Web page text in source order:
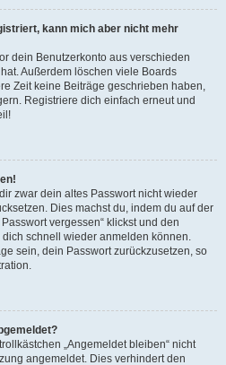
kann mich aber nicht mehr
dein Benutzerkonto aus verschieden
Außerdem löschen viele Boards
Zeit keine Beiträge geschrieben haben,
Registriere dich einfach erneut und
zwar dein altes Passwort nicht wieder
Dies machst du, indem du auf der
vergessen“ klickst und den
schnell wieder anmelden können.
sein, dein Passwort zurückzusetzen, so
„Angemeldet bleiben“ nicht
angemeldet. Dies verhindert den